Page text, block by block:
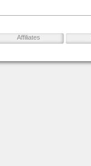
Affiliates